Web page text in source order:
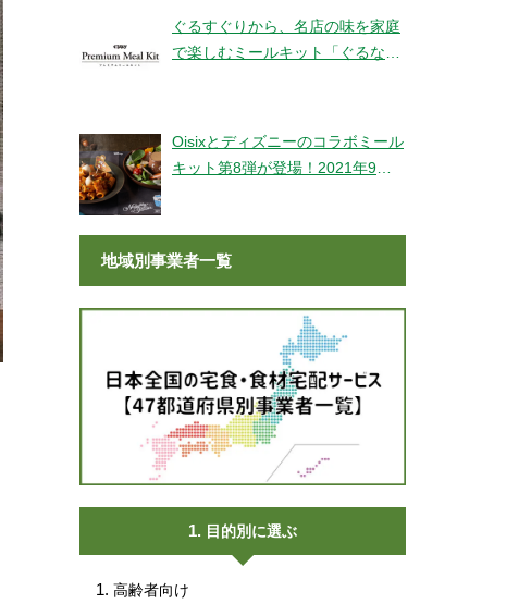
ぐるすぐりから、名店の味を家庭
で楽しむミールキット「ぐるなび
Oisixとディズニーのコラボミール
キット第8弾が登場！2021年9月9
地域別事業者一覧
目的別に選ぶ
高齢者向け